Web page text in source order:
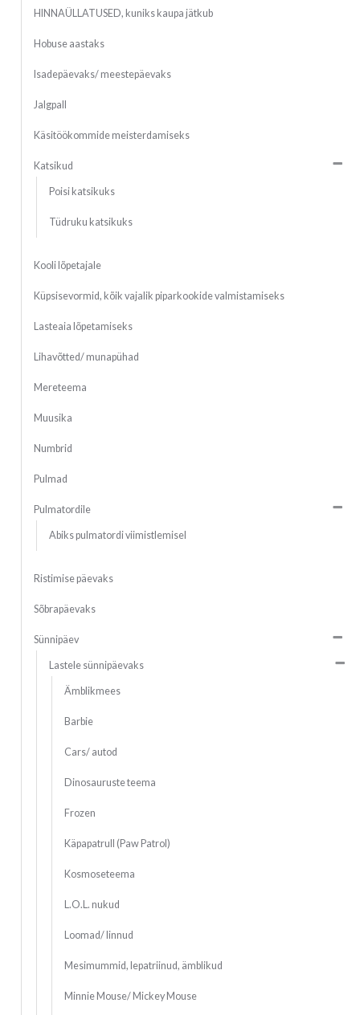
HINNAÜLLATUSED, kuniks kaupa jätkub
Hobuse aastaks
Isadepäevaks/ meestepäevaks
Jalgpall
Käsitöökommide meisterdamiseks
Katsikud
Poisi katsikuks
Tüdruku katsikuks
Kooli lõpetajale
Küpsisevormid, kõik vajalik piparkookide valmistamiseks
Lasteaia lõpetamiseks
Lihavõtted/ munapühad
Mereteema
Muusika
Numbrid
Pulmad
Pulmatordile
Abiks pulmatordi viimistlemisel
Ristimise päevaks
Sõbrapäevaks
Sünnipäev
Lastele sünnipäevaks
Ämblikmees
Barbie
Cars/ autod
Dinosauruste teema
Frozen
Käpapatrull (Paw Patrol)
Kosmoseteema
L.O.L. nukud
Loomad/ linnud
Mesimummid, lepatriinud, ämblikud
Minnie Mouse/ Mickey Mouse